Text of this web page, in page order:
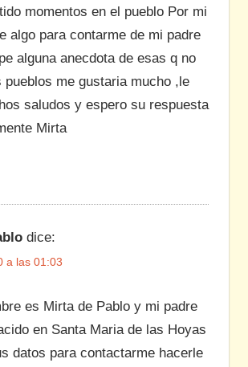
momentos en el pueblo Por mi
algo para contarme de mi padre
alguna anecdota de esas q no
pueblos me gustaria mucho ,le
saludos y espero su respuesta
Mirta
dice:
a las 01:03
es Mirta de Pablo y mi padre
en Santa Maria de las Hoyas
datos para contactarme hacerle